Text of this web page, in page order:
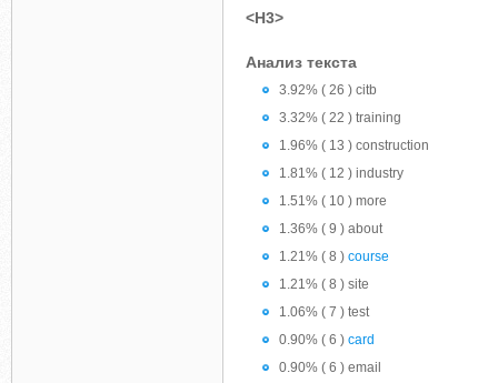
<H3>
Анализ текста
3.92% ( 26 ) citb
3.32% ( 22 ) training
1.96% ( 13 ) construction
1.81% ( 12 ) industry
1.51% ( 10 ) more
1.36% ( 9 ) about
1.21% ( 8 ) course
1.21% ( 8 ) site
1.06% ( 7 ) test
0.90% ( 6 ) card
0.90% ( 6 ) email